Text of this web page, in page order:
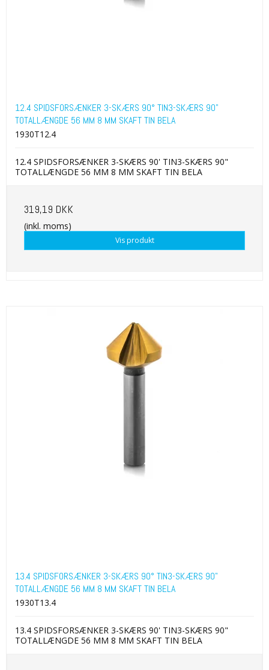
12.4 SPIDSFORSÆNKER 3-SKÆRS 90° TIN3-SKÆRS 90"
TOTALLÆNGDE 56 MM 8 MM SKAFT TIN BELA
1930T12.4
12.4 SPIDSFORSÆNKER 3-SKÆRS 90' TIN3-SKÆRS 90"
TOTALLÆNGDE 56 MM 8 MM SKAFT TIN BELA
319,19 DKK
(inkl. moms)
Vis produkt
13.4 SPIDSFORSÆNKER 3-SKÆRS 90° TIN3-SKÆRS 90"
TOTALLÆNGDE 56 MM 8 MM SKAFT TIN BELA
1930T13.4
13.4 SPIDSFORSÆNKER 3-SKÆRS 90' TIN3-SKÆRS 90"
TOTALLÆNGDE 56 MM 8 MM SKAFT TIN BELA